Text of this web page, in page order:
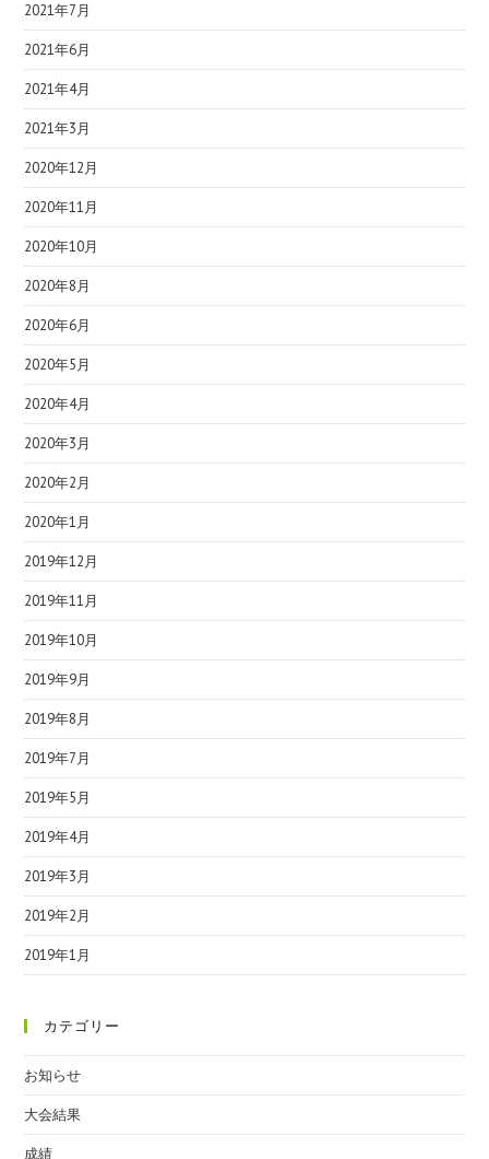
2021年7月
2021年6月
2021年4月
2021年3月
2020年12月
2020年11月
2020年10月
2020年8月
2020年6月
2020年5月
2020年4月
2020年3月
2020年2月
2020年1月
2019年12月
2019年11月
2019年10月
2019年9月
2019年8月
2019年7月
2019年5月
2019年4月
2019年3月
2019年2月
2019年1月
カテゴリー
お知らせ
大会結果
成績